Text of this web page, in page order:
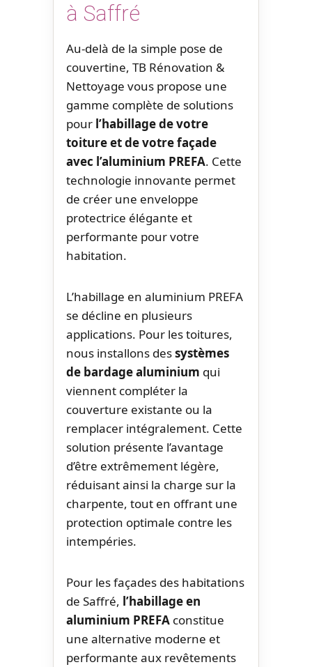
à Saffré
Au-delà de la simple pose de
couvertine, TB Rénovation &
Nettoyage vous propose une
gamme complète de solutions
pour l’habillage de votre
toiture et de votre façade
avec l’aluminium PREFA. Cette
technologie innovante permet
de créer une enveloppe
protectrice élégante et
performante pour votre
habitation.
L’habillage en aluminium PREFA
se décline en plusieurs
applications. Pour les toitures,
nous installons dessystèmes
de bardage aluminium qui
viennent compléter la
couverture existante ou la
remplacer intégralement. Cette
solution présente l’avantage
d’être extrêmement légère,
réduisant ainsi la charge sur la
charpente, tout en offrant une
protection optimale contre les
intempéries.
Pour les façades des habitations
de Saffré, l’habillage en
aluminium PREFA constitue
une alternative moderne et
performante aux revêtements